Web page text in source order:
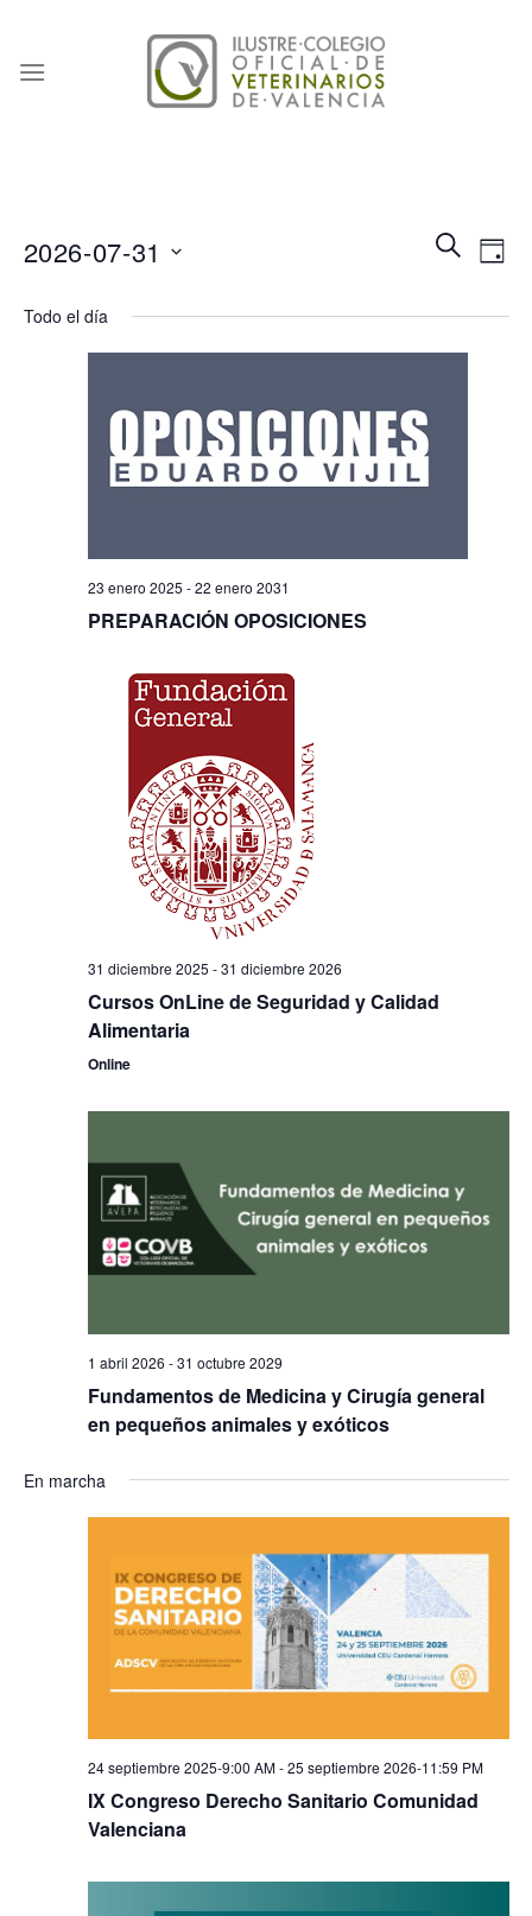
content
y
BUSCAR
DÍA
2026-07-31
fecha.
Todo el día
23 enero 2025 -22 enero 2031
PREPARACIÓN OPOSICIONES
31 diciembre 2025 -31 diciembre 2026
Cursos OnLine de Seguridad y Calidad
Alimentaria
Online
1 abril 2026 -31 octubre 2029
Fundamentos de Medicina y Cirugía general
en pequeños animales y exóticos
En marcha
24 septiembre 2025-9:00 AM-25 septiembre 2026-11:59 PM
IX Congreso Derecho Sanitario Comunidad
Valenciana